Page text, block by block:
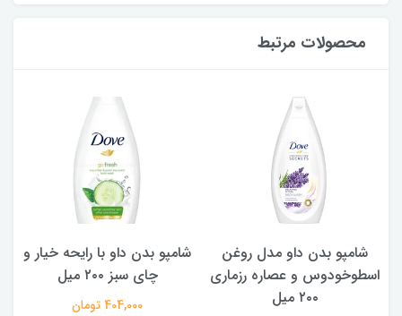
محصولات مرتبط
شامپو بدن ‌داو مدل روغن
اسطوخودوس و عصاره رزماری
۲۰۰ میل
شامپو بدن داو با رایحه خیار و
چای سبز ۲۰۰ میل
404,000 تومان